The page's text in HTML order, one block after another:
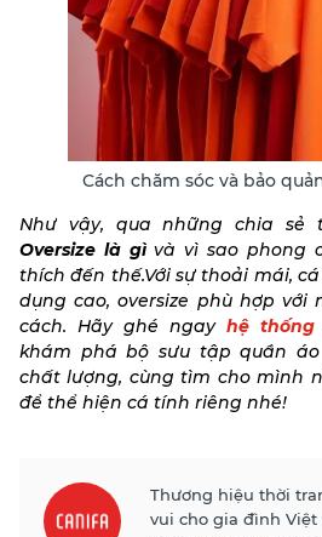
Cách chăm sóc và bảo
Như vậy, qua những chia sẻ
Oversize là gìvà vì sao phong
thích đến thế.Với sự thoải mái,
dụng cao, oversize phù hợp
cách. Hãy ghé ngay hệ thống
khám phá bộ sưu tập quần
chất lượng, cùng tìm cho mình
để thể hiện cá tính riêng nhé!
Thương hiệu thời
vui cho gia đình Việt